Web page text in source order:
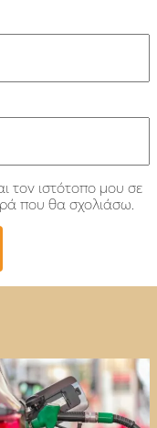
τον ιστότοπο μου σε
που θα σχολιάσω.